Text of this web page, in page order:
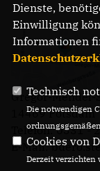
Gregor-Mendel-
14469 Potsdam
Telefon: 0331 -
E-Mail:
Dienste,
Einwilligung
Informationen
Technisch
Die notwendigen
Cookies von
Derzeit